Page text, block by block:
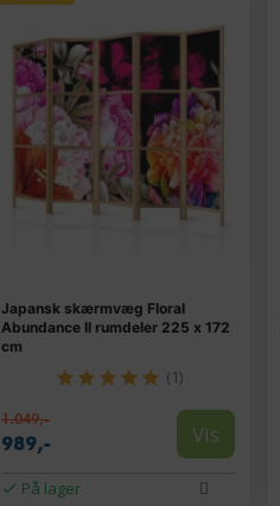
Japansk skærmvæg Floral
Abundance II rumdeler 225 x 172
cm
(1)
1.049,-
989,- Vis
På lager